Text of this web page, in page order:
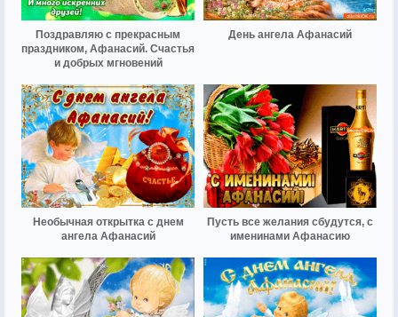
Поздравляю с прекрасным
праздником, Афанасий. Счастья
и добрых мгновений
День ангела Афанасий
Необычная открытка с днем
ангела Афанасий
Пусть все желания сбудутся, с
именинами Афанасию